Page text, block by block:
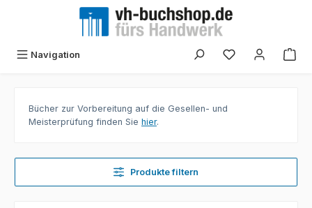
Zum Hauptinhalt springen
Navigation
Bücher zur Vorbereitung auf die Gesellen- und
Meisterprüfung finden Sie hier.
Produkte filtern